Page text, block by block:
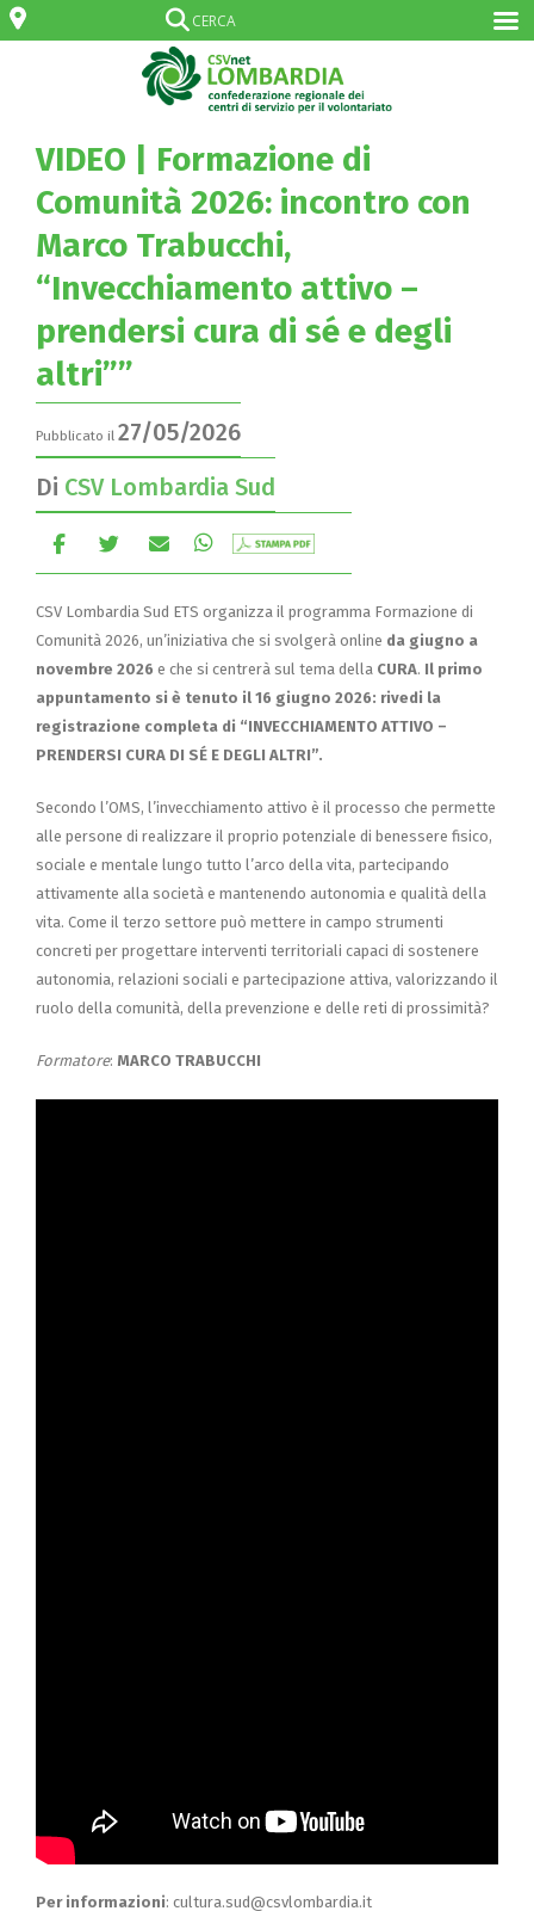
VIDEO | Formazione di
Comunità 2026: incontro con
Marco Trabucchi,
“Invecchiamento attivo –
prendersi cura di sé e degli
altri””
Pubblicato il 27/05/2026
Di CSV Lombardia Sud
CSV Lombardia Sud ETS organizza il programma Formazione di
Comunità 2026, un’iniziativa che si svolgerà online da giugno a
novembre 2026 e che si centrerà sul tema della CURA. Il primo
appuntamento si è tenuto il 16 giugno 2026: rivedi la
registrazione completa di “INVECCHIAMENTO ATTIVO –
PRENDERSI CURA DI SÉ E DEGLI ALTRI”.
Secondo l’OMS, l’invecchiamento attivo è il processo che permette
alle persone di realizzare il proprio potenziale di benessere fisico,
sociale e mentale lungo tutto l’arco della vita, partecipando
attivamente alla società e mantenendo autonomia e qualità della
vita. Come il terzo settore può mettere in campo strumenti
concreti per progettare interventi territoriali capaci di sostenere
autonomia, relazioni sociali e partecipazione attiva, valorizzando il
ruolo della comunità, della prevenzione e delle reti di prossimità?
Formatore: MARCO TRABUCCHI
Per informazioni: cultura.sud@csvlombardia.it